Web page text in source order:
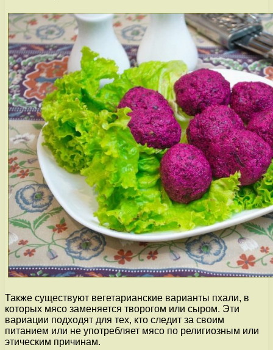
Также существуют вегетарианские варианты пхали, в
которых мясо заменяется творогом или сыром. Эти
вариации подходят для тех, кто следит за своим
питанием или не употребляет мясо по религиозным или
этическим причинам.